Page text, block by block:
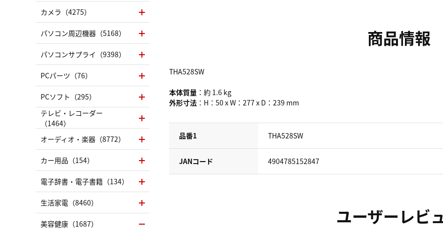
商品情報
THA528SW
本体質量 ：約 1.6 kg
外形寸法 ：H：50 x W：277 x D：239 mm
品番1 THA528SW
JANコード 4904785152847
ユーザーレビ
カメラ（4275）
パソコン周辺機器（5168）
パソコンサプライ（9398）
PCパーツ（76）
PCソフト（295）
テレビ・レコーダー
（1464）
オーディオ・楽器（8772）
カー用品（154）
電子辞書・電子書籍（134）
生活家電（8460）
美容健康（1687）